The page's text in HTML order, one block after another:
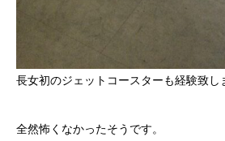
長女初のジェットコースターも経験致し
全然怖くなかったそうです。